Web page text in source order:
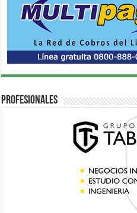
Profesionales